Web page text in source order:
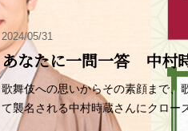
2024/05/31
あなたに一問一答 中村
歌舞伎への思いからその素顔まで、
て襲名される中村時蔵さんにクロー